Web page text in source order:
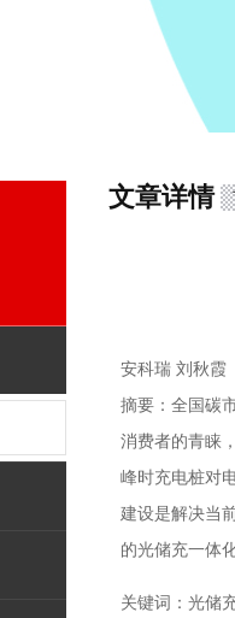
文章详情
安科瑞 刘秋霞
摘要： 全国碳
消费者的青睐
峰时充电桩对
建设是解决当
的光储充一体
关键词： 光储